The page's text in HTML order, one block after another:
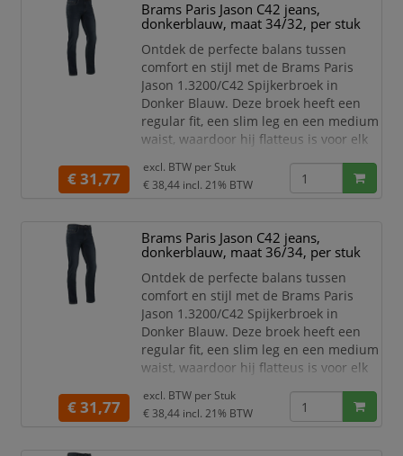
Brams Paris Jason C42 jeans,
donkerblauw, maat 34/32, per stuk
Ontdek de perfecte balans tussen
comfort en stijl met de Brams Paris
Jason 1.3200/C42 Spijkerbroek in
Donker Blauw. Deze broek heeft een
regular fit, een slim leg en een medium
waist, waardoor hij flatteus is voor elk
hebt of een avondje uit gaat, deze
spijkerbroek biedt de ideale pasvorm
Kleur: Donkerblauw
Lengte maten: 30, 32, 34 en 36
Wijdte maten: 28 t/m 40
Reg
€ 31,77
excl. BTW per Stuk
€ 38,44 incl. 21% BTW
Brams Paris Jason C42 jeans,
donkerblauw, maat 36/34, per stuk
Ontdek de perfecte balans tussen
comfort en stijl met de Brams Paris
Jason 1.3200/C42 Spijkerbroek in
Donker Blauw. Deze broek heeft een
regular fit, een slim leg en een medium
waist, waardoor hij flatteus is voor elk
hebt of een avondje uit gaat, deze
spijkerbroek biedt de ideale pasvorm
€ 31,77
excl. BTW per Stuk
€ 38,44 incl. 21% BTW